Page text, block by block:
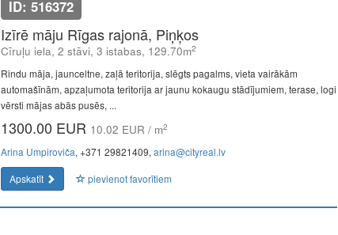
ID: 516372
Izīrē māju Rīgas rajonā, Piņķos
Cīruļu iela, 2 stāvi, 3 istabas, 129.70m2
Rindu māja, jaunceltne, zaļā teritorija, slēgts pagalms, vieta vairākām
automašīnām, apzaļumota teritorija ar jaunu kokaugu stādījumiem, terase, logi
vērsti mājas abās pusēs, ...
1300.00 EUR 10.02 EUR / m2
Arina Umpiroviča, +371 29821409, arina@cityreal.lv
Apskatīt
pievienot favorītiem